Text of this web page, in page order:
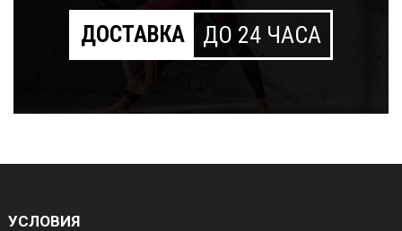
ДОСТАВКА ДО 24 ЧАСА
УСЛОВИЯ